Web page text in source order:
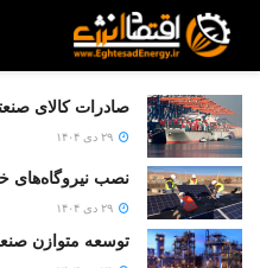
صادرات کالای صنعتی از ۴۲۰ واحد
نصب نیروگاه‌های خورشیدی در
توسعه متوازن